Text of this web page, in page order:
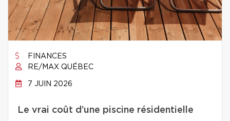
FINANCES
RE/MAX QUÉBEC
7 JUIN 2026
Le vrai coût d’une piscine résidentielle